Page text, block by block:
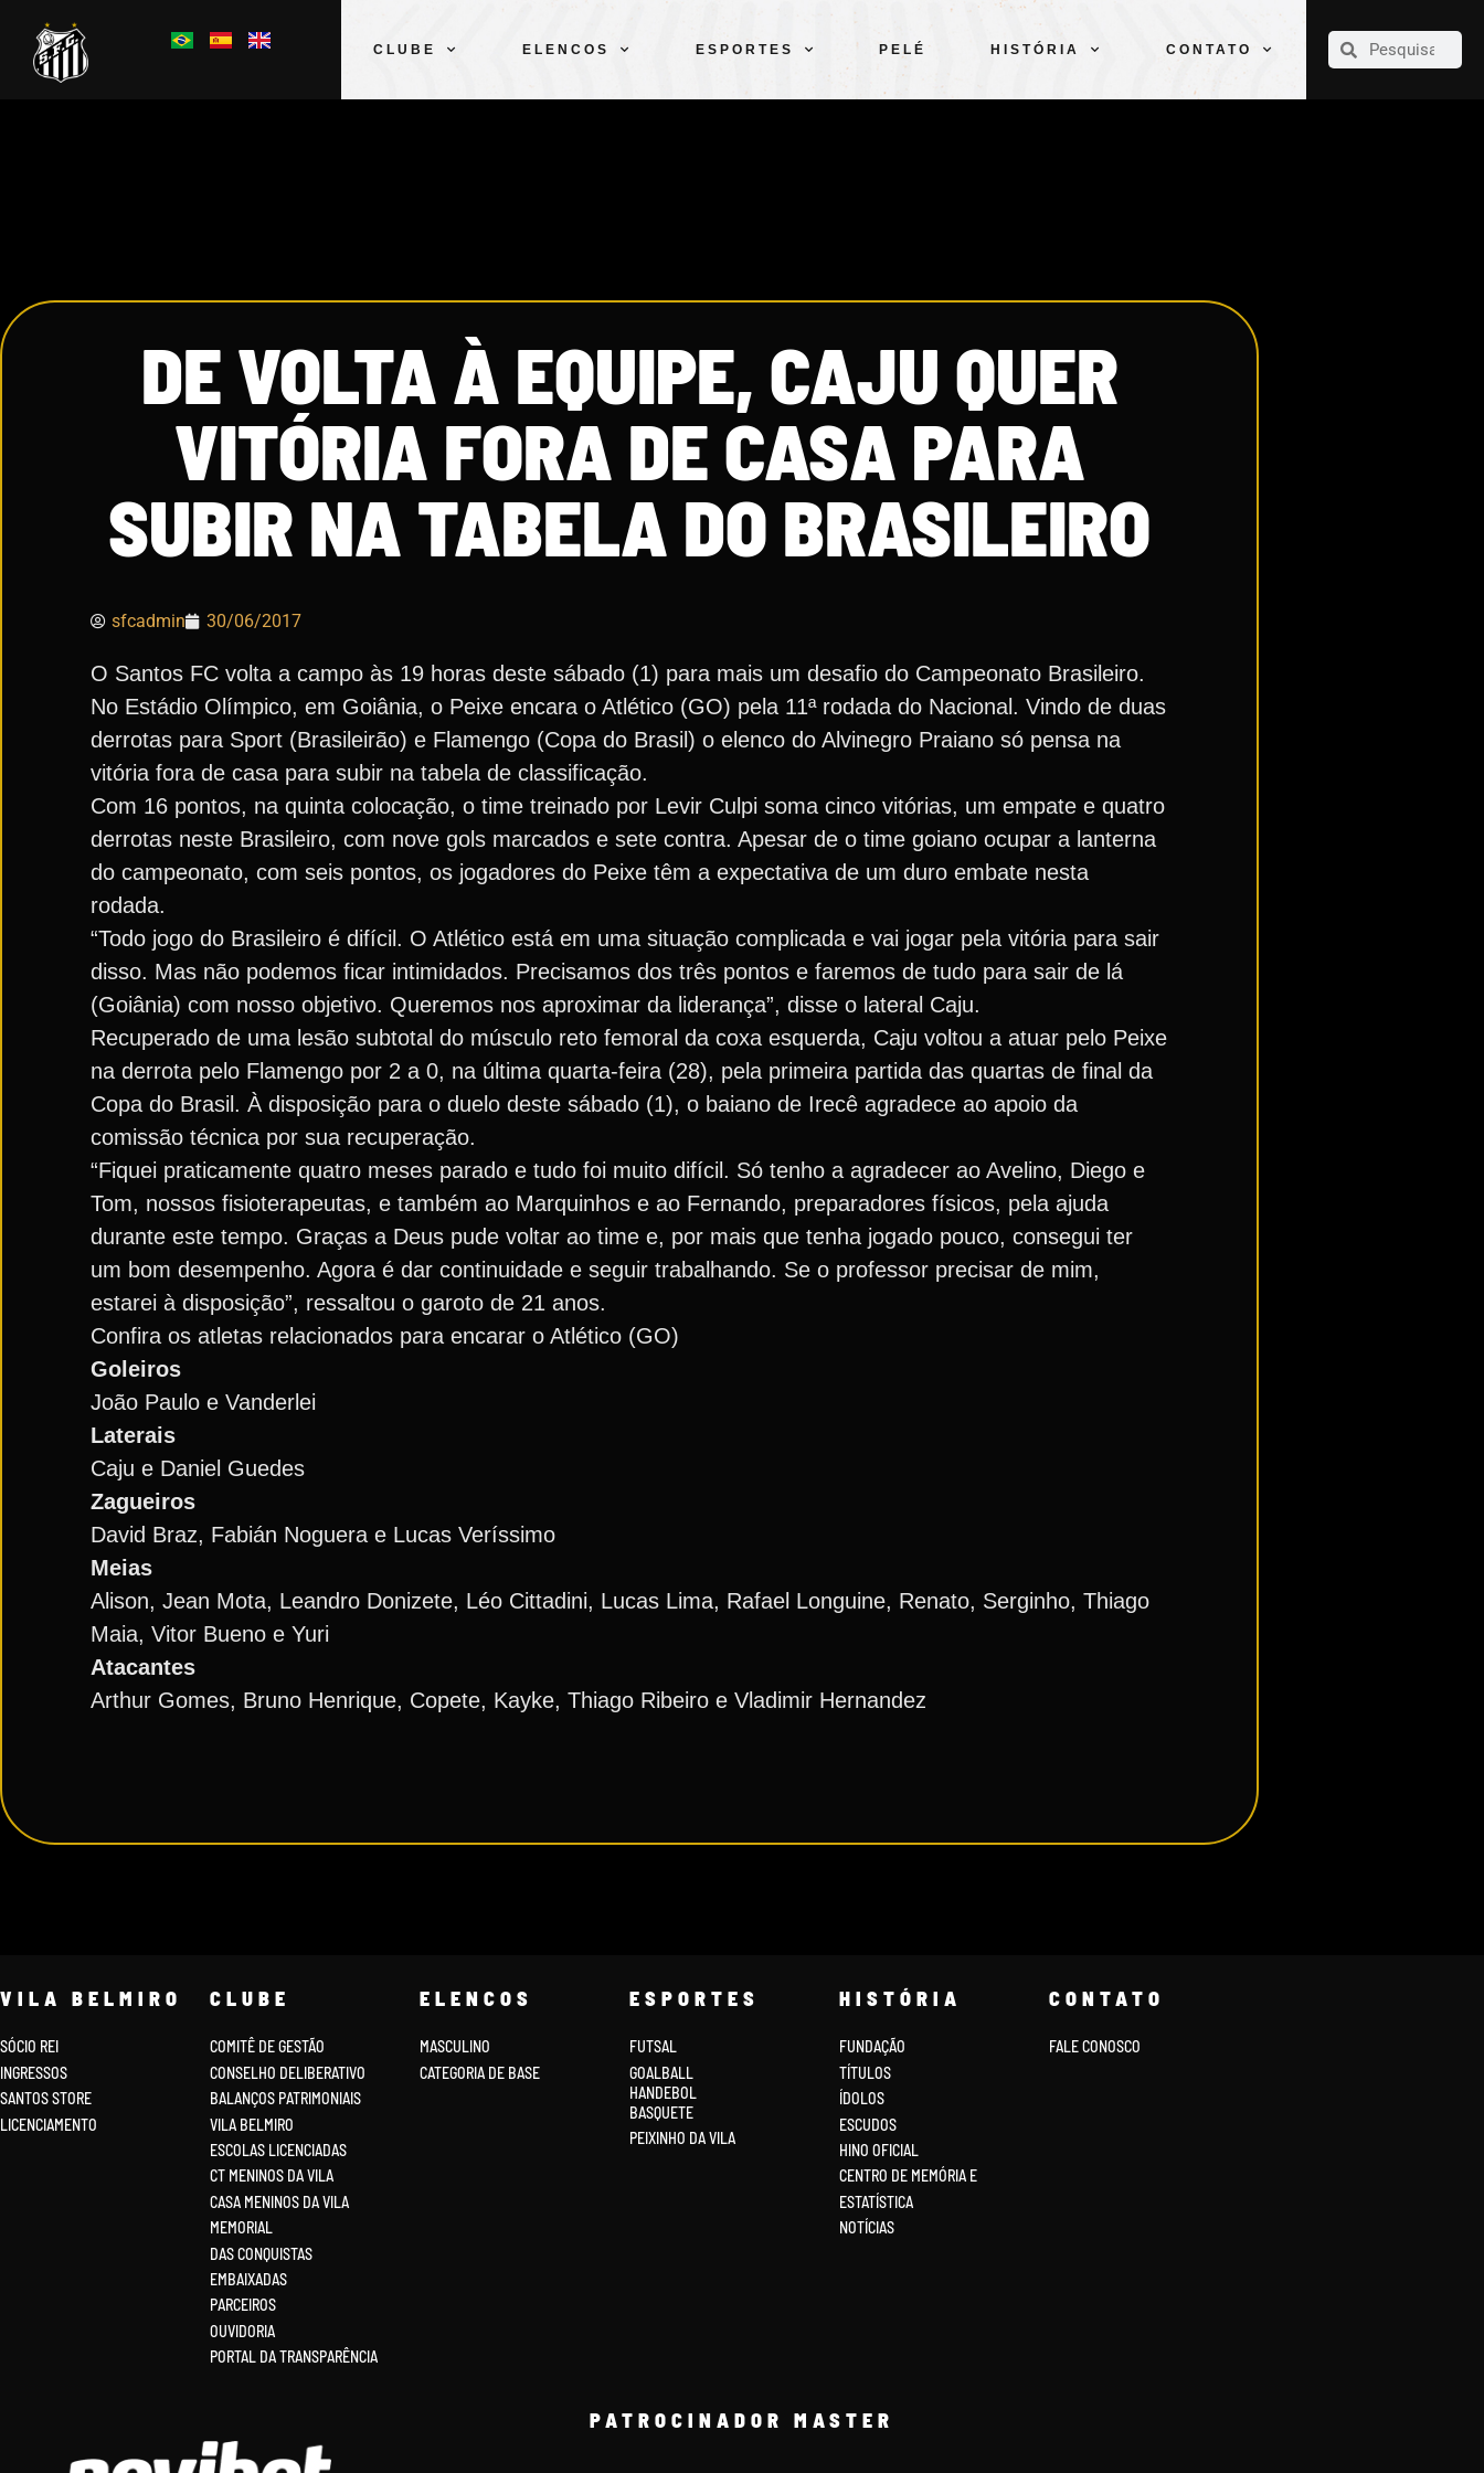
CLUBE ELENCOS ESPORTES PELÉ HISTÓRIA CONTATO
CLUBE
DE VOLTA À EQUIPE, CAJU QUER
VITÓRIA FORA DE CASA PARA
SUBIR NA TABELA DO BRASILEIRO
sfcadmin 30/06/2017
O Santos FC volta a campo às 19 horas deste sábado (1) para mais um desafio do Campeonato Brasileiro.
No Estádio Olímpico, em Goiânia, o Peixe encara o Atlético (GO) pela 11ª rodada do Nacional. Vindo de duas
derrotas para Sport (Brasileirão) e Flamengo (Copa do Brasil) o elenco do Alvinegro Praiano só pensa na
vitória fora de casa para subir na tabela de classificação.
Com 16 pontos, na quinta colocação, o time treinado por Levir Culpi soma cinco vitórias, um empate e quatro
derrotas neste Brasileiro, com nove gols marcados e sete contra. Apesar de o time goiano ocupar a lanterna
do campeonato, com seis pontos, os jogadores do Peixe têm a expectativa de um duro embate nesta
rodada.
“Todo jogo do Brasileiro é difícil. O Atlético está em uma situação complicada e vai jogar pela vitória para sair
disso. Mas não podemos ficar intimidados. Precisamos dos três pontos e faremos de tudo para sair de lá
(Goiânia) com nosso objetivo. Queremos nos aproximar da liderança”, disse o lateral Caju.
Recuperado de uma lesão subtotal do músculo reto femoral da coxa esquerda, Caju voltou a atuar pelo Peixe
na derrota pelo Flamengo por 2 a 0, na última quarta-feira (28), pela primeira partida das quartas de final da
Copa do Brasil. À disposição para o duelo deste sábado (1), o baiano de Irecê agradece ao apoio da
comissão técnica por sua recuperação.
“Fiquei praticamente quatro meses parado e tudo foi muito difícil. Só tenho a agradecer ao Avelino, Diego e
Tom, nossos fisioterapeutas, e também ao Marquinhos e ao Fernando, preparadores físicos, pela ajuda
durante este tempo. Graças a Deus pude voltar ao time e, por mais que tenha jogado pouco, consegui ter
um bom desempenho. Agora é dar continuidade e seguir trabalhando. Se o professor precisar de mim,
estarei à disposição”, ressaltou o garoto de 21 anos.
Confira os atletas relacionados para encarar o Atlético (GO)
Goleiros
João Paulo e Vanderlei
Laterais
Caju e Daniel Guedes
Zagueiros
David Braz, Fabián Noguera e Lucas Veríssimo
Meias
Alison, Jean Mota, Leandro Donizete, Léo Cittadini, Lucas Lima, Rafael Longuine, Renato, Serginho, Thiago
Maia, Vitor Bueno e Yuri
Atacantes
Arthur Gomes, Bruno Henrique, Copete, Kayke, Thiago Ribeiro e Vladimir Hernandez
VILA BELMIRO
SÓCIO REI
INGRESSOS
SANTOS STORE
LICENCIAMENTO
CLUBE
COMITÊ DE GESTÃO
CONSELHO DELIBERATIVO
BALANÇOS PATRIMONIAIS
VILA BELMIRO
ESCOLAS LICENCIADAS
CT MENINOS DA VILA
CASA MENINOS DA VILA
MEMORIAL
DAS CONQUISTAS
EMBAIXADAS
PARCEIROS
OUVIDORIA
PORTAL DA TRANSPARÊNCIA
ELENCOS
MASCULINO
CATEGORIA DE BASE
ESPORTES
FUTSAL
GOALBALL
HANDEBOL
BASQUETE
PEIXINHO DA VILA
HISTÓRIA
FUNDAÇÃO
TÍTULOS
ÍDOLOS
ESCUDOS
HINO OFICIAL
CENTRO DE MEMÓRIA E
ESTATÍSTICA
NOTÍCIAS
CONTATO
FALE CONOSCO
PATROCINADOR MASTER